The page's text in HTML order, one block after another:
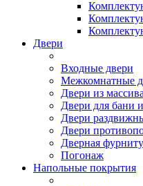
Двери
Входные двери
Межкомнатные
Двери из
Двери для бани
Двери
Двери
Дверная
Погонаж
Напольные покрытия